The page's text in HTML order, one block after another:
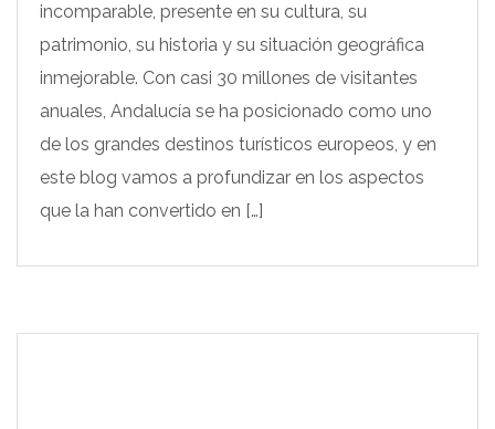
incomparable, presente en su cultura, su
patrimonio, su historia y su situación geográfica
inmejorable. Con casi 30 millones de visitantes
anuales, Andalucía se ha posicionado como uno
de los grandes destinos turísticos europeos, y en
este blog vamos a profundizar en los aspectos
que la han convertido en […]